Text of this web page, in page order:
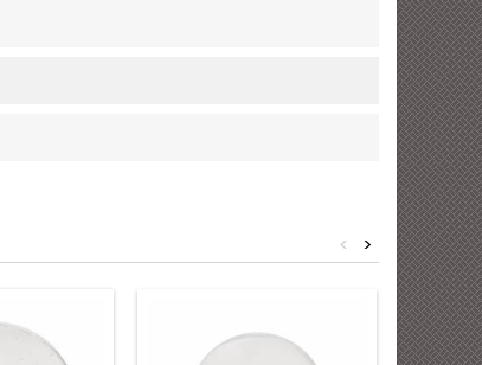
>
<
(1)